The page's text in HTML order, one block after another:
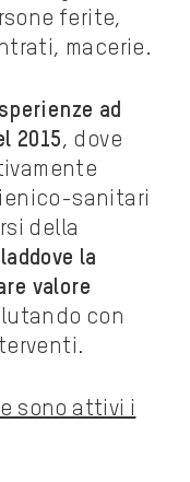
ferite,
macerie.
ad
2015, dove
sanitari
della
la
valore
con
sono attivi i